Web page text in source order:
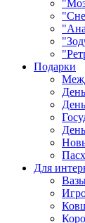
Подарки
Для